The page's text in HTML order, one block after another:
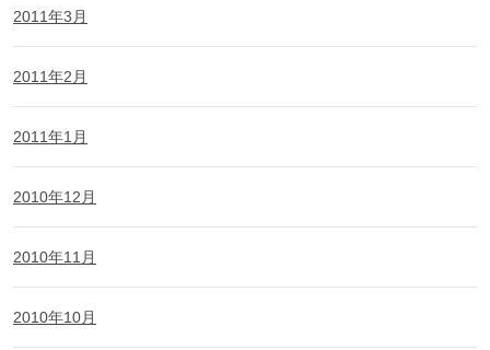
2011年3月
2011年2月
2011年1月
2010年12月
2010年11月
2010年10月